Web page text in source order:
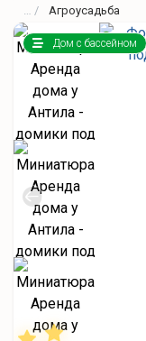
Агроусадьба
Дом с бассейном